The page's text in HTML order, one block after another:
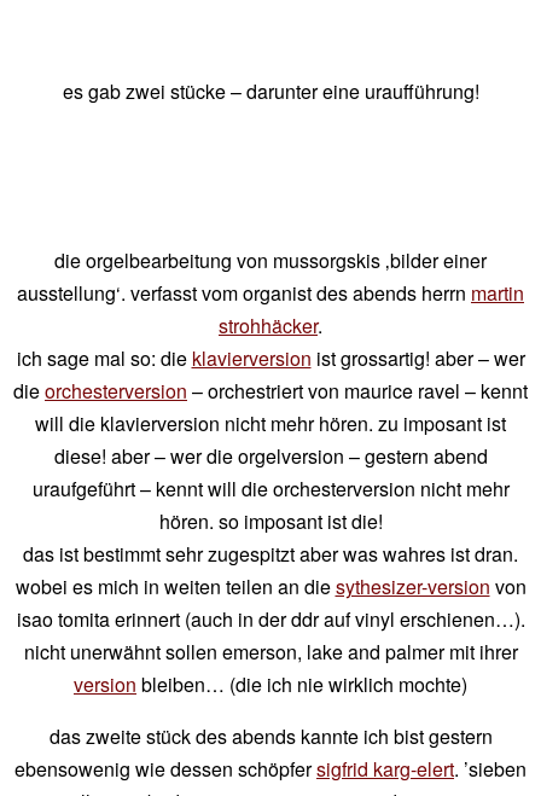
es gab zwei stücke – darunter eine uraufführung!
die orgelbearbeitung von mussorgskis ‚bilder einer
ausstellung‘. verfasst vom organist des abends herrn martin
strohhäcker.
ich sage mal so: die klavierversion ist grossartig! aber – wer
dieorchesterversion – orchestriert von maurice ravel – kennt
will die klavierversion nicht mehr hören. zu imposant ist
diese! aber – wer die orgelversion – gestern abend
uraufgeführt – kennt will die orchesterversion nicht mehr
hören. so imposant ist die!
das ist bestimmt sehr zugespitzt aber was wahres ist dran.
wobei es mich in weiten teilen an diesythesizer-version von
isao tomita erinnert (auch in der ddr auf vinyl erschienen…).
nicht unerwähnt sollen emerson, lake and palmer mit ihrer
version bleiben… (die ich nie wirklich mochte)
das zweite stück des abends kannte ich bist gestern
ebensowenig wie dessen schöpfersigfrid karg-elert. ’sieben